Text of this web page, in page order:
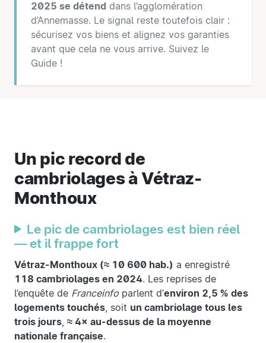
2025 se détend dans l’agglomération
d’Annemasse. Le signal reste toutefois clair :
sécurisez vos biens et alignez vos garanties
avant que cela ne vous arrive. Suivez le
Guide !
Un pic record de
cambriolages à Vétraz-
Monthoux
Le pic de cambriolages est bien réel
— et il frappe fort
Vétraz-Monthoux (≈ 10 600 hab.) a enregistré
118 cambriolages en 2024. Les reprises de
l’enquête de Franceinfo parlent d’environ 2,5 % des
logements touchés, soit un cambriolage tous les
trois jours, ≈ 4× au-dessus de la moyenne
nationale française.